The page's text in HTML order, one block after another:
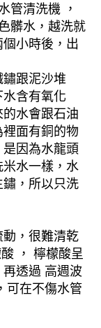
管清洗機 ，
髒水，越洗就
小時後，出
跟泥沙堆
含有氧化
水會跟石油
面有銅的物
因為水龍頭
水一樣，水
，所以只洗
，很難清乾
， 檸檬酸呈
透過 高週波
可在不傷水管